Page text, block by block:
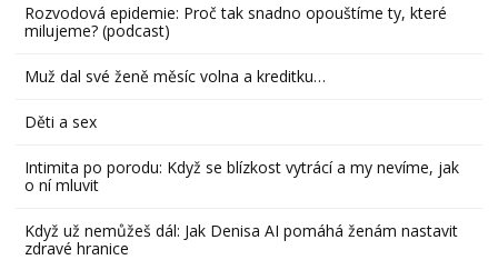
Rozvodová epidemie: Proč tak snadno opouštíme ty, které
milujeme? (podcast)
Muž dal své ženě měsíc volna a kreditku…
Děti a sex
Intimita po porodu: Když se blízkost vytrácí a my nevíme, jak
o ní mluvit
Když už nemůžeš dál: Jak Denisa AI pomáhá ženám nastavit
zdravé hranice